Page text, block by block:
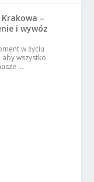
–
i wywóz
w życiu
wszystko
…